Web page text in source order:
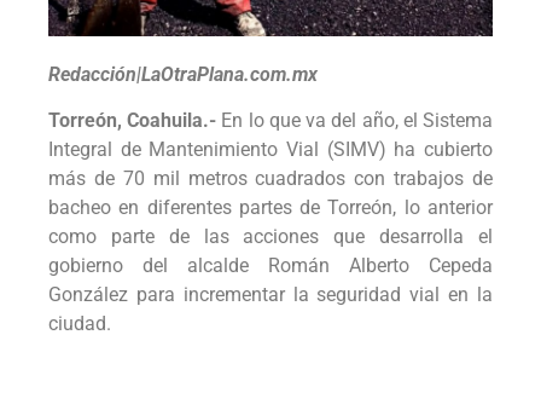
Redacción|LaOtraPlana.com.mx
Torreón, Coahuila.- En lo que va del año, el Sistema
Integral de Mantenimiento Vial (SIMV) ha cubierto
más de 70 mil metros cuadrados con trabajos de
bacheo en diferentes partes de Torreón, lo anterior
como parte de las acciones que desarrolla el
gobierno del alcalde Román Alberto Cepeda
González para incrementar la seguridad vial en la
ciudad.